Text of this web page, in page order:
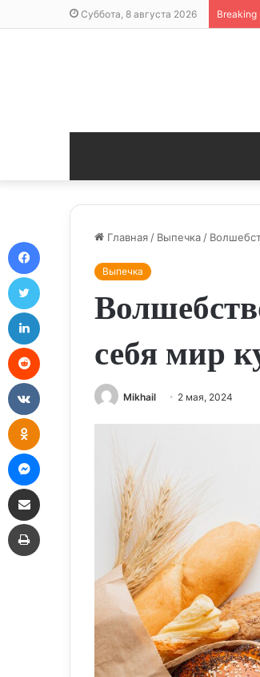
Суббота, 8 августа 2026 Breaking
Главная / Выпечка /
Выпечка
себя мир
Mikhail 2 мая, 2024